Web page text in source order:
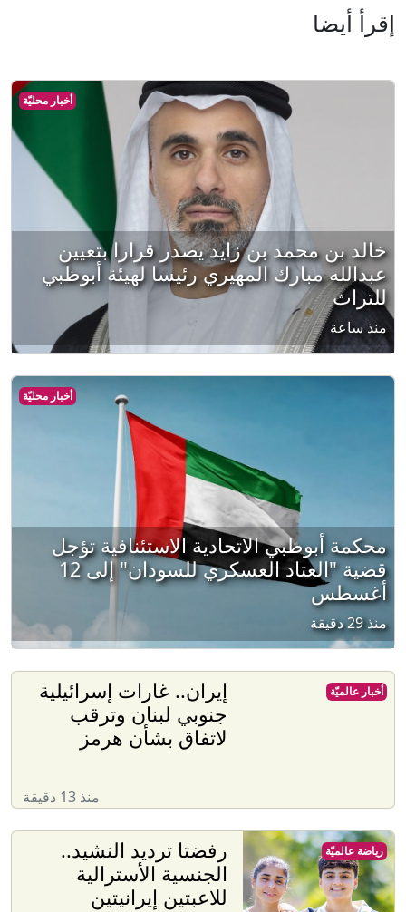
إقرأ أيضا
أخبار محليّة
خالد بن محمد بن زايد يصدر قرارا بتعيين
عبدالله مبارك المهيري رئيسا لهيئة أبوظبي
للتراث
منذ ساعة
أخبار محليّة
محكمة أبوظبي الاتحادية الاستئنافية تؤجل
قضية "العتاد العسكري للسودان" إلى 12
أغسطس
منذ 29 دقيقة
إيران.. غارات إسرائيلية
جنوبي لبنان وترقب
لاتفاق بشأن هرمز
منذ 13 دقيقة
أخبار عالميّة
رفضتا ترديد النشيد..
الجنسية الأسترالية
للاعبتين إيرانيتين
رياضة عالميّة